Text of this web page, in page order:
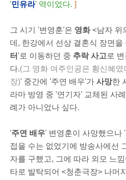
'민유라' 역이었다. ]
그 시기 '변영훈'은 영화<남자 위
데, 한강에서 선상 결혼식 장면을
터'로 이동하던 중 추락 사고 로
다.(그 영화 여주인공은 황신혜였
장)' 중간에 '주연 배우'가 사망한
라마 방영 중 '연기자' 교체된 사
례가 아니었나 싶다.
'주연 배우' 변영훈이 사망했으나
접을 수는 없었기에 방송사에선
자를 구했고, 그에 따라 외모 느
타로 발탁되어 <청춘극장> 나머